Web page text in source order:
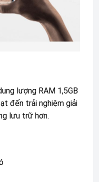
lượng RAM 1,5GB
đến trải nghiệm giải
lưu trữ hơn.